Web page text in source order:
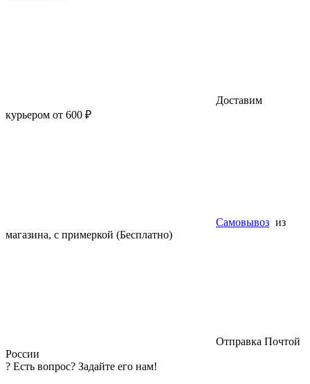
Доставим
курьером от 600 ₽
Самовывоз из
магазина, с примеркой (Бесплатно)
Отправка Почтой
России
? Есть вопрос? Задайте его нам!